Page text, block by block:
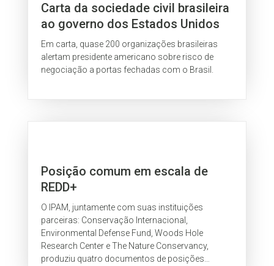
Carta da sociedade civil brasileira
ao governo dos Estados Unidos
da América
Em carta, quase 200 organizações brasileiras
alertam presidente americano sobre risco de
negociação a portas fechadas com o Brasil.
Posição comum em escala de
REDD+
O IPAM, juntamente com suas instituições
parceiras: Conservação Internacional,
Environmental Defense Fund, Woods Hole
Research Center e The Nature Conservancy,
produziu quatro documentos de posições